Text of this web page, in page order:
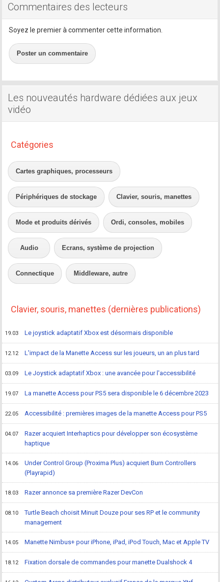
Commentaires des lecteurs
Soyez le premier à commenter cette information.
Poster un commentaire
Les nouveautés hardware dédiées aux jeux
vidéo
Catégories
Cartes graphiques, processeurs
Périphériques de stockage Clavier, souris, manettes
Mode et produits dérivés Ordi, consoles, mobiles
Audio Ecrans, système de projection
Connectique Middleware, autre
Clavier, souris, manettes (dernières publications)
19.03 Le joystick adaptatif Xbox est désormais disponible
12.12 L'impact de la Manette Access sur les joueurs, un an plus tard
03.09 Le Joystick adaptatif Xbox : une avancée pour l'accessibilité
19.07 La manette Access pour PS5 sera disponible le 6 décembre 2023
22.05 Accessibilité : premières images de la manette Access pour PS5
04.07
Razer acquiert Interhaptics pour développer son écosystème
haptique
14.06
Under Control Group (Proxima Plus) acquiert Burn Controllers
(Playrapid)
18.03 Razer annonce sa première Razer DevCon
08.10
Turtle Beach choisit Minuit Douze pour ses RP et le community
management
14.05 Manette Nimbus+ pour iPhone, iPad, iPod Touch, Mac et Apple TV
18.12 Fixation dorsale de commandes pour manette Dualshock 4